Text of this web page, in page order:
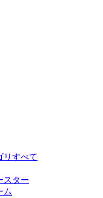
リすべて
スター
ム